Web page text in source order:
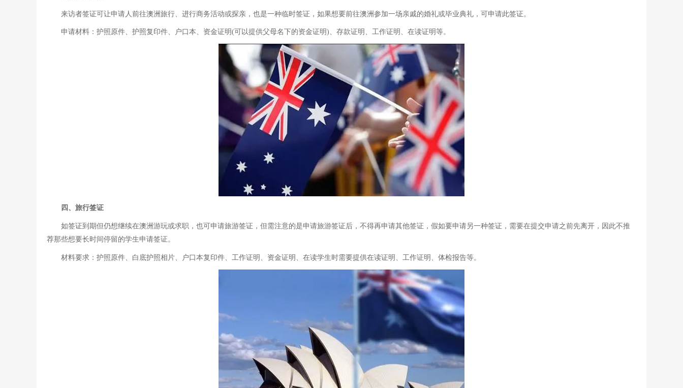
来访者签证可让申请人前往澳洲旅行、进行商务活动或探亲，也是一种临时签证，如果想要前往澳洲参加一场亲戚的婚礼或毕业典礼，可申请此签证。
申请材料：护照原件、护照复印件、户口本、资金证明(可以提供父母名下的资金证明)、存款证明、工作证明、在读证明等。
四、旅行签证
如签证到期但仍想继续在澳洲游玩或求职，也可申请旅游签证，但需注意的是申请旅游签证后，不得再申请其他签证，假如要申请另一种签证，需要在提交申请之前先离开，因此不推
荐那些想要长时间停留的学生申请签证。
材料要求：护照原件、白底护照相片、户口本复印件、工作证明、资金证明、在读学生时需要提供在读证明、工作证明、体检报告等。